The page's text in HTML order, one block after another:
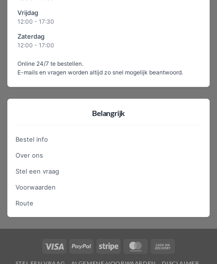
Vrijdag
12:00 - 17:30
Zaterdag
12:00 - 17:00
Online 24/7 te bestellen.
E-mails en vragen worden altijd zo snel mogelijk beantwoord.
Belangrijk
Bestel info
Over ons
Stel een vraag
Voorwaarden
Route
Visa PayPal Stripe MasterCard